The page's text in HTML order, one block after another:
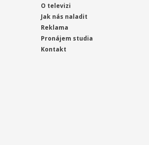
O televizi
Jak nás naladit
Reklama
Pronájem studia
Kontakt